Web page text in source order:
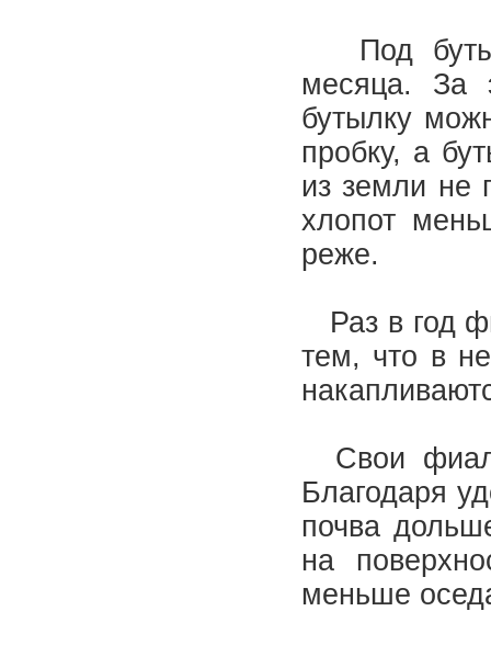
Под
месяца. За
бутылку
пробку, а
из земли не
хлопот
реже.
Раз в год
тем, что в
Свои
Благодаря
почва
на
меньше